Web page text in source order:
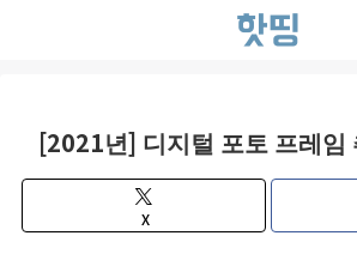
[2021년] 디지털 포토 프레임
X